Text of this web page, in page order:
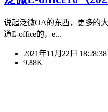
说起泛微OA的东西，更多的
道E-office的。e...
2021年11月22日 18:28:38
9.88K